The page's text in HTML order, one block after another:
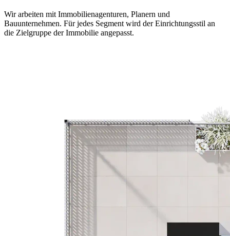
Wir arbeiten mit Immobilienagenturen, Planern und
Bauunternehmen. Für jedes Segment wird der Einrichtungsstil an
die Zielgruppe der Immobilie angepasst.